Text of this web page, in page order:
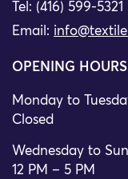
Tel: (416) 599-5321
Email:
OPENING HOURS
Monday to
Closed
Wednesday to
12 PM – 5 PM